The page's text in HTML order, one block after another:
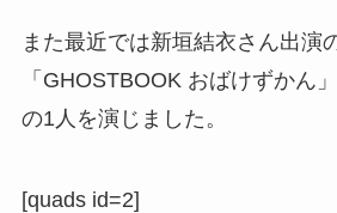
また最近では新垣結衣さん出演
「GHOSTBOOK おばけずかん
の1人を演じました。
[quads id=2]